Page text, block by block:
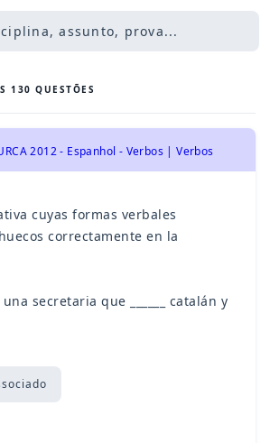
assunto, prova...
130 QUESTÕES
2012 - Espanhol - Verbos | Verbos
cuyas formas verbales
correctamente en la
una secretaria que ______ catalán y